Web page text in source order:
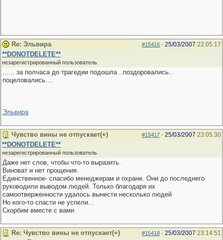
#15416 - 25/03/2007 22:05:17
Re: Эльвира
**DONOTDELETE**
незарегистрированный пользователь
...... за полчаса до трагедии подошла ..поздоровались..
поцеловались....
Эльвира
#15417 - 25/03/2007 23:05:30
Чувство вины не отпускает(+)
**DONOTDELETE**
незарегистрированный пользователь
Даже нет слов, чтобы что-то выразить.
Виноват и нет прощения.
Единственное- спасибо менеджерам и охране. Они до последнего
руководили выводом людей. Только благодаря их
самоотверженности удалось вынести несколько людей
Но кого-то спасти не успели...
Скорбим вместе с вами
#15418 - 25/03/2007 23:14:51
Re: Чувство вины не отпускает(+)